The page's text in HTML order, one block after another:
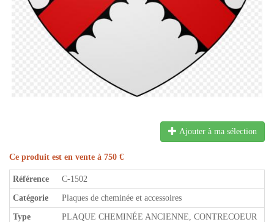
Ajouter à ma sélection
Ce produit est en vente à 750 €
Référence C-1502
Catégorie Plaques de cheminée et accessoires
Type
PLAQUE CHEMINÉE ANCIENNE, CONTRECOEUR